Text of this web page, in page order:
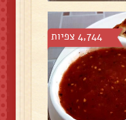
4,744 צפיות